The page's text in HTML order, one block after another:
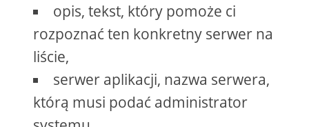
opis, tekst, który pomoże ci
rozpoznać ten konkretny serwer na
liście,
serwer aplikacji, nazwa serwera,
którą musi podać administrator